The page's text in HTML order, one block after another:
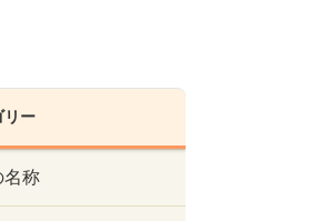
リー
名称